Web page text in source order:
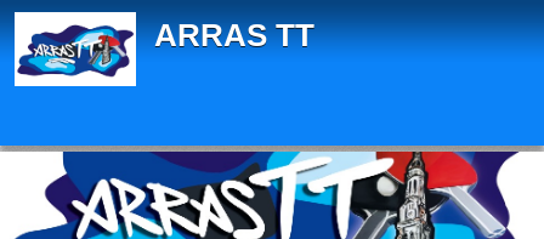
ARRAS TT
Panneau de gestion des cookies